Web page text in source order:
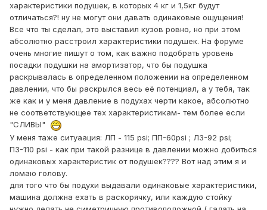
характеристики подушек, в которых 4 кг и 1,5кг будут
отличаться?! ну не могут они давать одинаковые ощущения!
Все что ты сделал, это выставил кузов ровно, но при этом
абсолютно расстроил характеристики подушек. На форуме
очень многие пишут о том, как важно подобрать уровень
посадки подушки на амортизатор, что бы подушка
раскрывалась в определенном положении на определенном
давлении, что бы раскрылся весь её потенциал, а у тебя, так
же как и у меня давление в подухах черти какое, абсолютно
не соответствующее тех характеристикам- тем более если
"СЛИВЫ"
У меня таже ситуаация: ЛП - 115 psi; ПП-60psi ; ЛЗ-92 psi;
ПЗ-110 psi - как при такой разнице в давлении можно добиться
одинаковых характеристик от подушек???? Вот над этим я и
ломаю голову.
для того что бы подухи выдавали одинаковые характеристики,
машина должна ехать в раскорячку, или каждую стойку